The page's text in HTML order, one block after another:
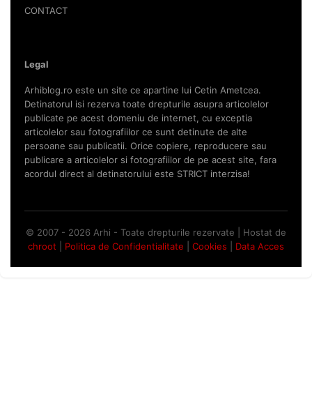
CONTACT
Legal
Arhiblog.ro este un site ce apartine lui Cetin Ametcea.
Detinatorul isi rezerva toate drepturile asupra articolelor
publicate pe acest domeniu de internet, cu exceptia
articolelor sau fotografiilor ce sunt detinute de alte
persoane sau publicatii. Orice copiere, reproducere sau
publicare a articolelor si fotografiilor de pe acest site, fara
acordul direct al detinatorului este STRICT interzisa!
© 2007 - 2026 Arhi - Toate drepturile rezervate | Hostat de
chroot
Politica de Confidentialitate Cookies Data Acces